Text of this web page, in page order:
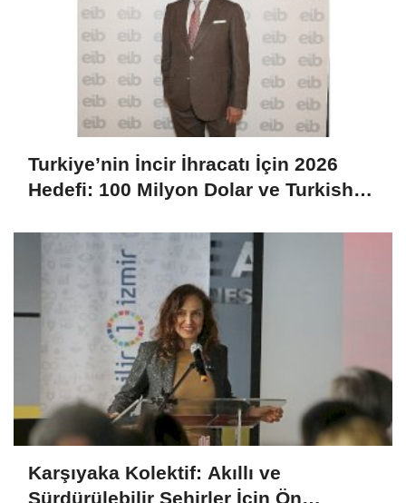
Turkiye’nin İncir İhracatı İçin 2026
Hedefi: 100 Milyon Dolar ve Turkish
Karşıyaka Kolektif: Akıllı ve
Sürdürülebilir Şehirler İçin Ön